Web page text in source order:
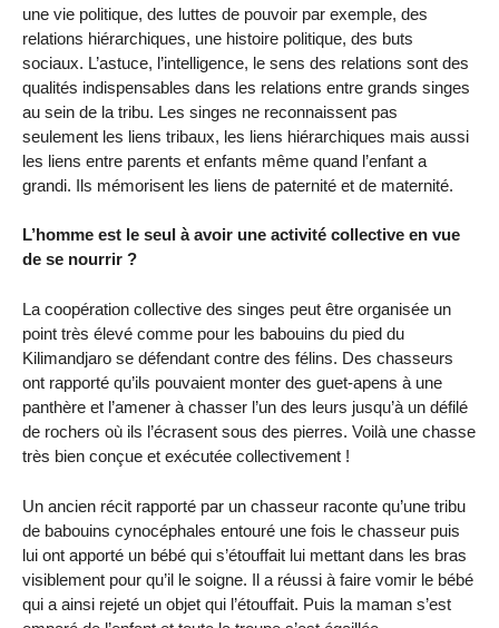
une vie politique, des luttes de pouvoir par exemple, des
relations hiérarchiques, une histoire politique, des buts
sociaux. L’astuce, l’intelligence, le sens des relations sont des
qualités indispensables dans les relations entre grands singes
au sein de la tribu. Les singes ne reconnaissent pas
seulement les liens tribaux, les liens hiérarchiques mais aussi
les liens entre parents et enfants même quand l’enfant a
grandi. Ils mémorisent les liens de paternité et de maternité.
L’homme est le seul à avoir une activité collective en vue
de se nourrir ?
La coopération collective des singes peut être organisée un
point très élevé comme pour les babouins du pied du
Kilimandjaro se défendant contre des félins. Des chasseurs
ont rapporté qu’ils pouvaient monter des guet-apens à une
panthère et l’amener à chasser l’un des leurs jusqu’à un défilé
de rochers où ils l’écrasent sous des pierres. Voilà une chasse
très bien conçue et exécutée collectivement !
Un ancien récit rapporté par un chasseur raconte qu’une tribu
de babouins cynocéphales entouré une fois le chasseur puis
lui ont apporté un bébé qui s’étouffait lui mettant dans les bras
visiblement pour qu’il le soigne. Il a réussi à faire vomir le bébé
qui a ainsi rejeté un objet qui l’étouffait. Puis la maman s’est